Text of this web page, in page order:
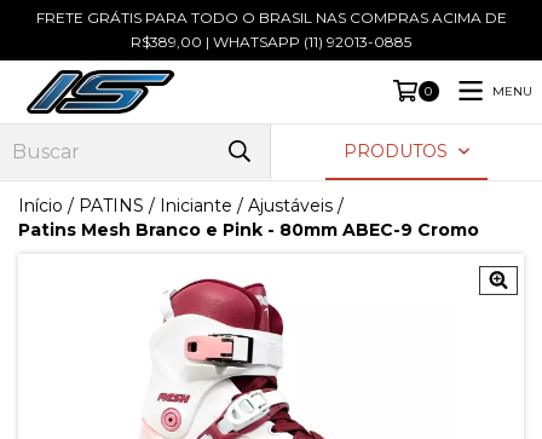
FRETE GRÁTIS PARA TODO O BRASIL NAS COMPRAS ACIMA DE
R$389,00 | WHATSAPP (11) 92013-0885
0 MENU
PRODUTOS
Início / PATINS / Iniciante / Ajustáveis /
Patins Mesh Branco e Pink - 80mm ABEC-9 Cromo